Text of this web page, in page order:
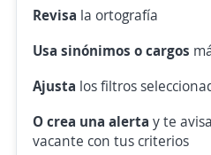
Revisa la ortografía
Usa sinónimos o cargos
Ajusta los filtros
O crea una alerta y te
vacante con tus criterios